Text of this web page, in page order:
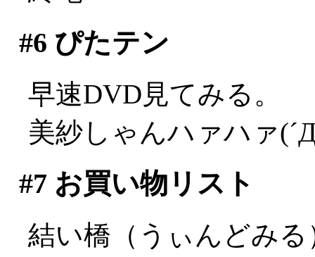
#6 ぴたテン
早速DVD見てみる。
美紗しゃんハァハァ
#7 お買い物リスト
結い橋（うぃんどみ